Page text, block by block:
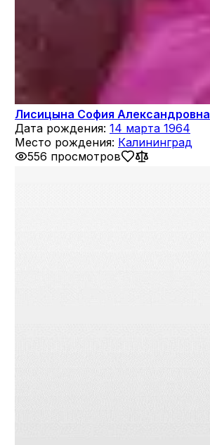
Лисицына София Александровна
Дата рождения: 14 марта 1964
Место рождения: Калининград
556 просмотров